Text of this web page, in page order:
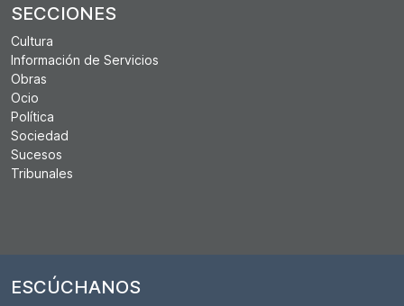
SECCIONES
Cultura
Información de Servicios
Obras
Ocio
Política
Sociedad
Sucesos
Tribunales
ESCÚCHANOS